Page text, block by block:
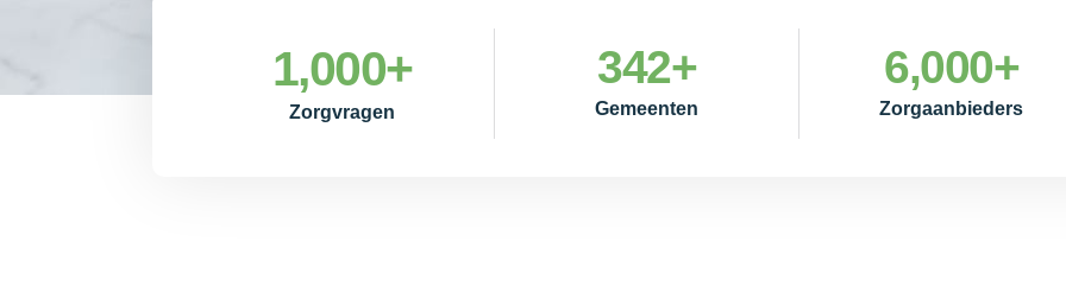
Zorgvragen
1,000+
Gemeenten
342+
Zorgaanbieders
6,000+